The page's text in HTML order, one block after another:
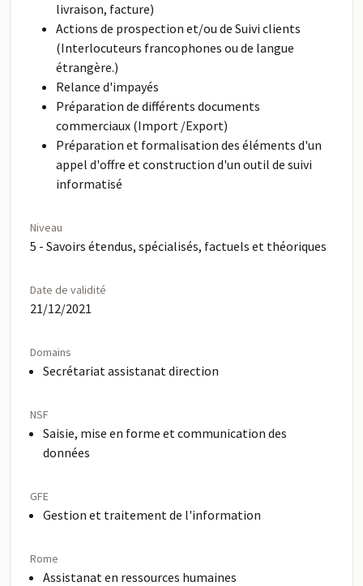
livraison, facture)
Actions de prospection et/ou de Suivi clients
(Interlocuteurs francophones ou de langue
étrangère.)
Relance d'impayés
Préparation de différents documents
commerciaux (Import /Export)
Préparation et formalisation des éléments d'un
appel d'offre et construction d'un outil de suivi
informatisé
Niveau
5 - Savoirs étendus, spécialisés, factuels et théoriques
Date de validité
21/12/2021
Domains
Secrétariat assistanat direction
NSF
Saisie, mise en forme et communication des
données
GFE
Gestion et traitement de l'information
Rome
Assistanat en ressources humaines